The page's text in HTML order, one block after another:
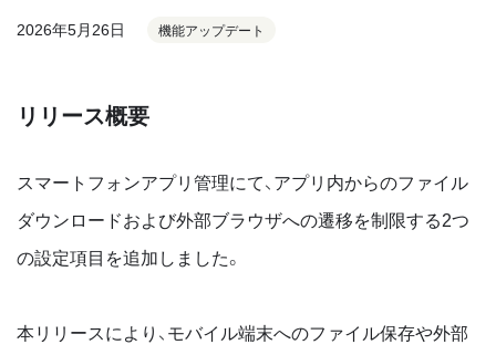
2026年5月26日 機能アップデート
リリース概要
スマートフォンアプリ管理にて、アプリ内からのファイル
ダウンロードおよび外部ブラウザへの遷移を制限する2つ
の設定項目を追加しました。
本リリースにより、モバイル端末へのファイル保存や外部